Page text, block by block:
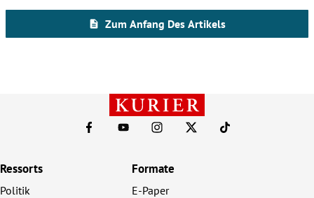
Ressorts
Politik
Formate
E-Paper